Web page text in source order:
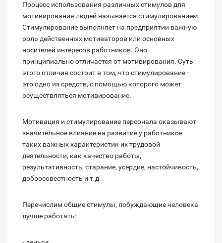
Процесс использования различных стимулов для
мотивирования людей называется стимулированием.
Стимулирование выполняет на предприятии важную
роль действенных мотиваторов или основных
носителей интересов работников. Оно
принципиально отличается от мотивирования. Суть
этого отличия состоит в том, что стимулирование -
это одно из средств, с помощью которого может
осуществляться мотивирование.
Мотивация и стимулирование персонала оказывают
значительное влияние на развитие у работников
таких важных характеристик их трудовой
деятельности, как качество работы,
результативность, старание, усердие, настойчивость,
добросовестность и т.д.
Перечислим общие стимулы, побуждающие человека
лучше работать: